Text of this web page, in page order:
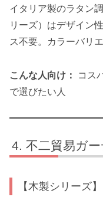
イタリア製のラタン
リーズ）はデザイン
ス不要。カラーバリ
こんな人向け：
コス
で選びたい人
不二貿易ガ
【木製シリーズ】